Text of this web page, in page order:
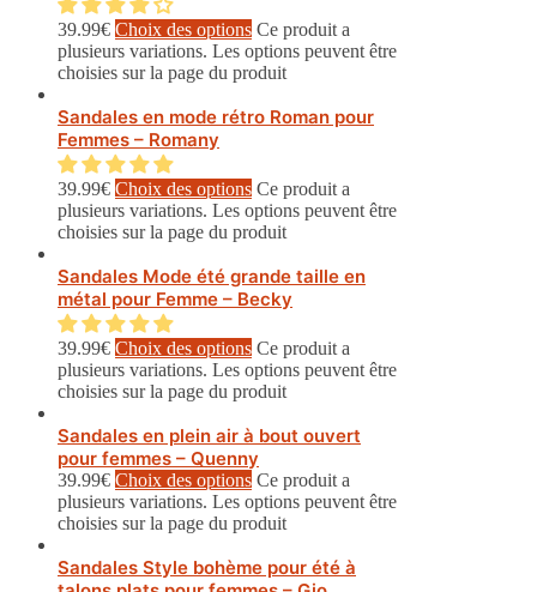
39.99€ Choix des options Ce produit a
plusieurs variations. Les options peuvent être
choisies sur la page du produit
Sandales en mode rétro Roman pour
Femmes – Romany
39.99€ Choix des options Ce produit a
plusieurs variations. Les options peuvent être
choisies sur la page du produit
Sandales Mode été grande taille en
métal pour Femme – Becky
39.99€ Choix des options Ce produit a
plusieurs variations. Les options peuvent être
choisies sur la page du produit
Sandales en plein air à bout ouvert
pour femmes – Quenny
39.99€ Choix des options Ce produit a
plusieurs variations. Les options peuvent être
choisies sur la page du produit
Sandales Style bohème pour été à